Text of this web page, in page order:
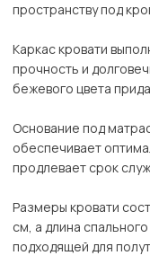
пространству под
Каркас кровати
прочность и
бежевого цвета
Основание под
обеспечивает
продлевает срок
Размеры кровати
см, а длина
подходящей для